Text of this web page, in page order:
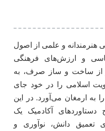
هنرمندانه و علمی از اصول
و ارزش‌های فرهنگی
از ساخت و ساز صرف، به
اسلامی را در خود جای
به ارمغان می‌آورد. در این
دستاوردهای آکادمیک یک
تعمیق دانش، نوآوری و